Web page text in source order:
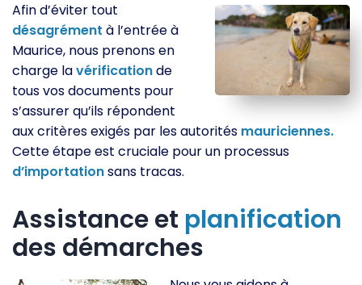
Afin d’éviter tout
désagrément à l’entrée à
Maurice, nous prenons en
charge lavérificationde
tous vos documents pour
s’assurer qu’ils répondent
aux critères exigés par les autorités mauriciennes.
Cette étape est cruciale pour un processus
d’importationsans tracas.
Assistance et planification
des démarches